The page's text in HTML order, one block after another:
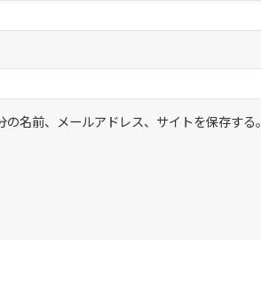
名前、メールアドレス、サイトを保存する。